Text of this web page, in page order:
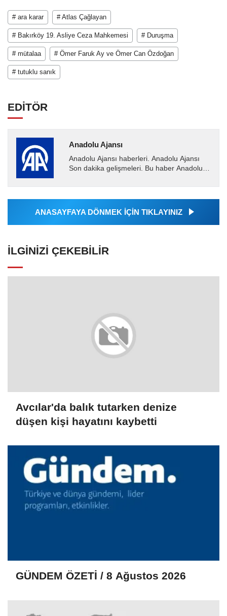
# ara karar # Atlas Çağlayan
# Bakırköy 19. Asliye Ceza Mahkemesi # Duruşma
# mütalaa # Ömer Faruk Ay ve Ömer Can Özdoğan
# tutuklu sanık
EDİTÖR
Anadolu Ajansı
Anadolu Ajansı haberleri. Anadolu Ajansı
Son dakika gelişmeleri. Bu haber Anadolu
Ajansı tarafından...
ANASAYFAYA DÖNMEK İÇİN TIKLAYINIZ
İLGINIZI ÇEKEBILIR
Avcılar'da balık tutarken denize
düşen kişi hayatını kaybetti
GÜNDEM ÖZETİ / 8 Ağustos 2026